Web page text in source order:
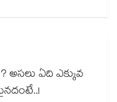
అసలు ఏది ఎక్కువ